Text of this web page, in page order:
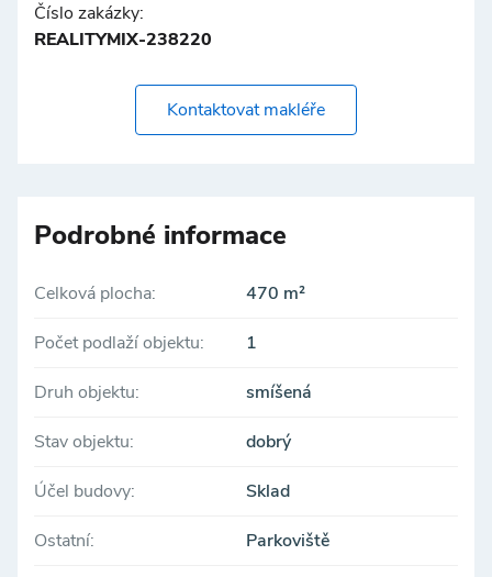
Číslo zakázky:
REALITYMIX-238220
Kontaktovat makléře
Podrobné informace
Celková plocha: 470 m²
Počet podlaží objektu: 1
Druh objektu: smíšená
Stav objektu: dobrý
Účel budovy: Sklad
Ostatní: Parkoviště